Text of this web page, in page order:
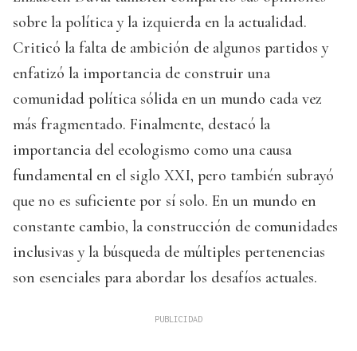
sobre la política y la izquierda en la actualidad.
Criticó la falta de ambición de algunos partidos y
enfatizó la importancia de construir una
comunidad política sólida en un mundo cada vez
más fragmentado. Finalmente, destacó la
importancia del ecologismo como una causa
fundamental en el siglo XXI, pero también subrayó
que no es suficiente por sí solo. En un mundo en
constante cambio, la construcción de comunidades
inclusivas y la búsqueda de múltiples pertenencias
son esenciales para abordar los desafíos actuales.